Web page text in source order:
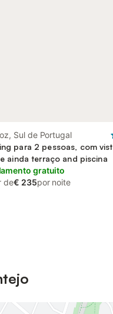
Sul de Portugal
para 2 pessoas, com
ainda terraço and piscina
gratuito
de€ 235por noite